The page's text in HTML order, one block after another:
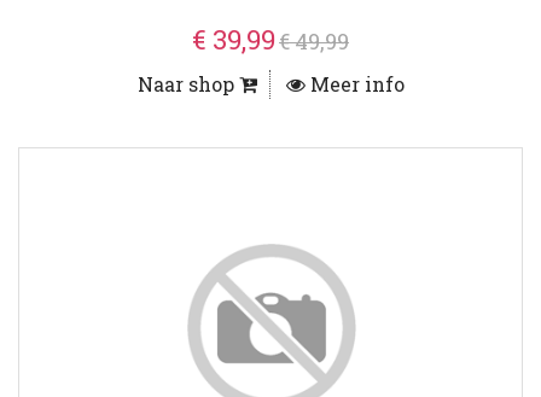
€ 39,99€ 49,99
Naar shop Meer info